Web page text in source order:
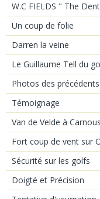
W.C FIELDS " The
Un coup de folie
Darren la veine
Le Guillaume Tell du
Photos des
Témoignage
Van de Velde à
Fort coup de vent sur
Sécurité sur les golfs
Doigté et Précision